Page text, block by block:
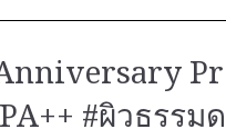
#‎ผิวธรรม